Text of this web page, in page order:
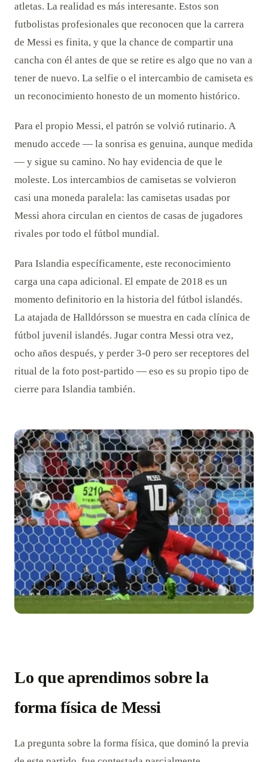
atletas. La realidad es más interesante. Estos son
futbolistas profesionales que reconocen que la carrera
de Messi es finita, y que la chance de compartir una
cancha con él antes de que se retire es algo que no van a
tener de nuevo. La selfie o el intercambio de camiseta es
un reconocimiento honesto de un momento histórico.
Para el propio Messi, el patrón se volvió rutinario. A
menudo accede — la sonrisa es genuina, aunque medida
— y sigue su camino. No hay evidencia de que le
moleste. Los intercambios de camisetas se volvieron
casi una moneda paralela: las camisetas usadas por
Messi ahora circulan en cientos de casas de jugadores
rivales por todo el fútbol mundial.
Para Islandia específicamente, este reconocimiento
carga una capa adicional. El empate de 2018 es un
momento definitorio en la historia del fútbol islandés.
La atajada de Halldórsson se muestra en cada clínica de
fútbol juvenil islandés. Jugar contra Messi otra vez,
ocho años después, y perder 3-0 pero ser receptores del
ritual de la foto post-partido — eso es su propio tipo de
cierre para Islandia también.
Lo que aprendimos sobre la
forma física de Messi
La pregunta sobre la forma física, que dominó la previa